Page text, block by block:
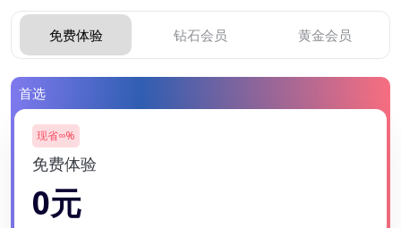
免费体验 钻石会员 黄金会员
首选
现省∞%
免费体验
0元